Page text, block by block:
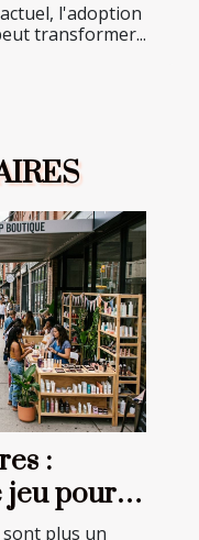
l'adoption
transformer...
:
jeu pour
beauté
plus un